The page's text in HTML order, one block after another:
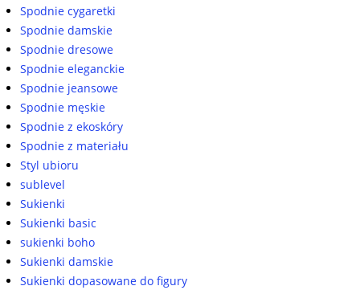
Spodnie cygaretki
Spodnie damskie
Spodnie dresowe
Spodnie eleganckie
Spodnie jeansowe
Spodnie męskie
Spodnie z ekoskóry
Spodnie z materiału
Styl ubioru
sublevel
Sukienki
Sukienki basic
sukienki boho
Sukienki damskie
Sukienki dopasowane do figury